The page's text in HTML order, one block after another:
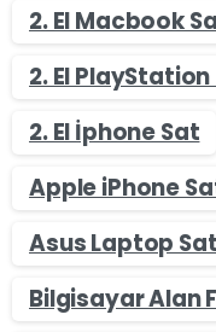
2. El Macbook
2. El
2. El İphone Sat
Apple iPhone
Asus Laptop Sat
Bilgisayar Alan